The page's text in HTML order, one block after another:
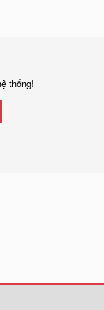
thống!